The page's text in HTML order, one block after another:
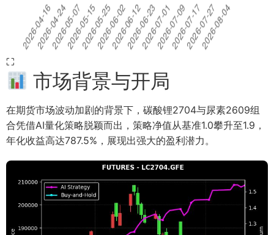
⛶
市场背景与开局
在期货市场波动加剧的背景下，碳酸锂2704与尿素2609组
合凭借AI量化策略脱颖而出，策略净值从基准1.0攀升至1.9，
年化收益高达787.5%，展现出强大的盈利潜力。